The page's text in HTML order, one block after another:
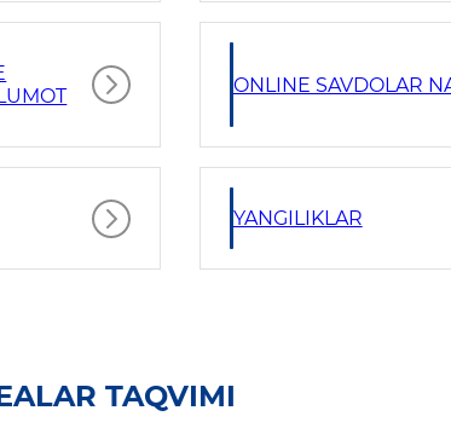
ONLINE SAVDOLAR
YANGILIKLAR
TAQVIMI